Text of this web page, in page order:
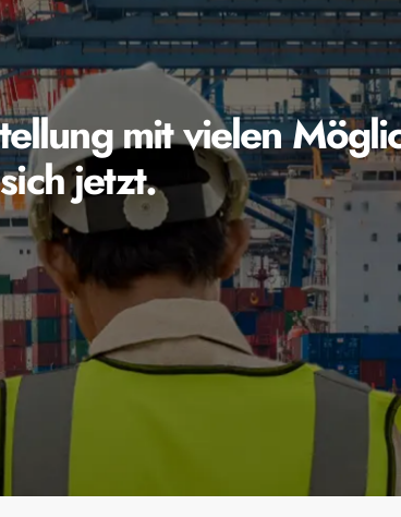
mit vielen
jetzt.